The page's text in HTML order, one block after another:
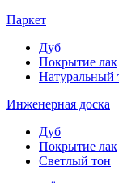
Паркет
Дуб
Покрытие лак
Натуральный
Инженерная доска
Дуб
Покрытие лак
Светлый тон